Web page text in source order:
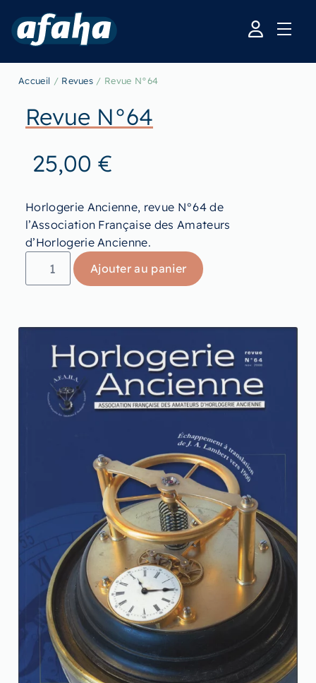
Accueil / Revues / Revue N°64
Revue N°64
25,00 €
Horlogerie Ancienne, revue N°64 de
l’Association Française des Amateurs
d’Horlogerie Ancienne.
Ajouter au panier